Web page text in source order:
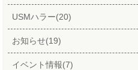
USMハラー(20)
お知らせ(19)
イベント情報(7)